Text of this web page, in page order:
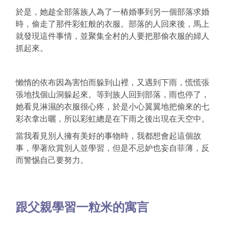
於是，她趁全部落族人為了一樁婚事到另一個部落求婚
時，偷走了那件彩虹般的衣服。部落的人回來後，馬上
就發現這件事情，並聚集全村的人要把那偷衣服的婦人
抓起來。
懶惰的依布因為害怕而躲到山裡，又遇到下雨，慌慌張
張地找個山洞躲起來。等到族人回到部落，雨也停了，
她看見淋濕的衣服很心疼，於是小心翼翼地把偷來的七
彩衣拿出曬，所以彩虹總是在下雨之後出現在天空中。
當我看見別人擁有美好的事物時，我都想會起這個故
事，學著欣賞別人並學習，但是不忌妒也妄自菲薄，反
而警惕自己要努力。
跟父親學習一粒米的寓言